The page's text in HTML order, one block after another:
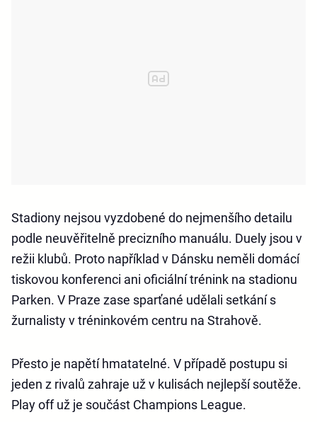
Stadiony nejsou vyzdobené do nejmenšího detailu
podle neuvěřitelně precizního manuálu. Duely jsou v
režii klubů. Proto například v Dánsku neměli domácí
tiskovou konferenci ani oficiální trénink na stadionu
Parken. V Praze zase sparťané udělali setkání s
žurnalisty v tréninkovém centru na Strahově.
Přesto je napětí hmatatelné. V případě postupu si
jeden z rivalů zahraje už v kulisách nejlepší soutěže.
Play off už je součást Champions League.